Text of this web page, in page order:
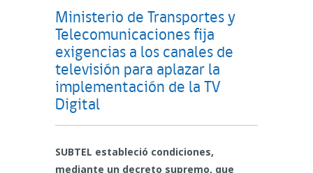
Ministerio de Transportes y
Telecomunicaciones fija
exigencias a los canales de
televisión para aplazar la
implementación de la TV
Digital
SUBTEL estableció condiciones,
mediante un decreto supremo, que